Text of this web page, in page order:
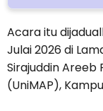
Acara itu
Julai 2026 di
Sirajuddin Areeb
(UniMAP),